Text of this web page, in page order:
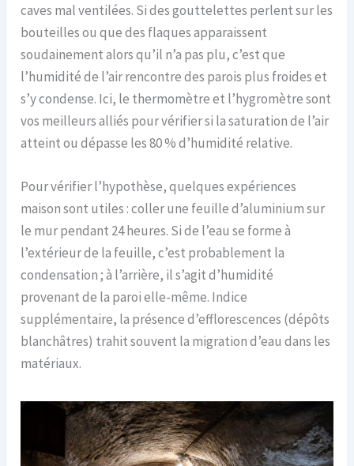
caves mal ventilées. Si des gouttelettes perlent sur les
bouteilles ou que des flaques apparaissent
soudainement alors qu’il n’a pas plu, c’est que
l’humidité de l’air rencontre des parois plus froides et
s’y condense. Ici, le thermomètre et l’hygromètre sont
vos meilleurs alliés pour vérifier si la saturation de l’air
atteint ou dépasse les 80 % d’humidité relative.
Pour vérifier l’hypothèse, quelques expériences
maison sont utiles : coller une feuille d’aluminium sur
le mur pendant 24 heures. Si de l’eau se forme à
l’extérieur de la feuille, c’est probablement la
condensation ; à l’arrière, il s’agit d’humidité
provenant de la paroi elle-même. Indice
supplémentaire, la présence d’efflorescences (dépôts
blanchâtres) trahit souvent la migration d’eau dans les
matériaux.